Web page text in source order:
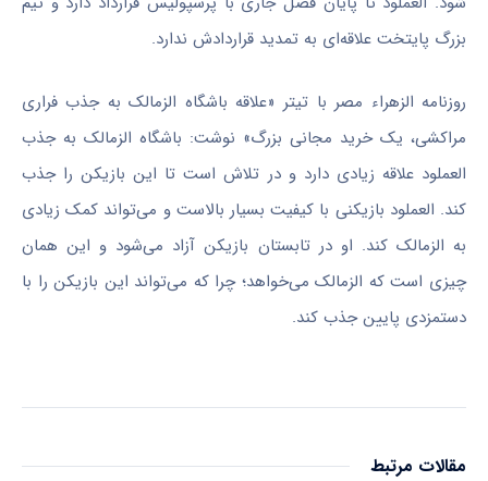
بزرگ پایتخت علاقه‌ای به تمدید قراردادش ندارد.
روزنامه الزهراء مصر با تیتر «علاقه باشگاه الزمالک به جذب فراری
مراکشی، یک خرید مجانی بزرگ» نوشت: باشگاه الزمالک به جذب
العملود علاقه زیادی دارد و در تلاش است تا این بازیکن را جذب
کند. العملود بازیکنی با کیفیت بسیار بالاست و می‌تواند کمک زیادی
به الزمالک کند. او در تابستان بازیکن آزاد می‌شود و این همان
چیزی است که الزمالک می‌خواهد؛ چرا که می‌تواند این بازیکن را با
دستمزدی پایین جذب کند.
مقالات مرتبط